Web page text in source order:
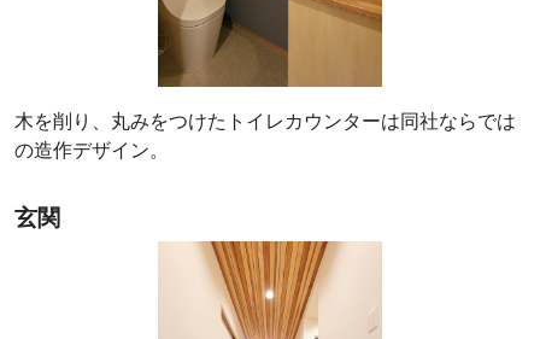
木を削り、丸みをつけたトイレカウンターは同社ならでは
の造作デザイン。
玄関